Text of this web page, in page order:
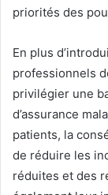
priorités des
En plus
professionnels
privilégier une
d’assurance
patients, la
de réduire les
réduites et des